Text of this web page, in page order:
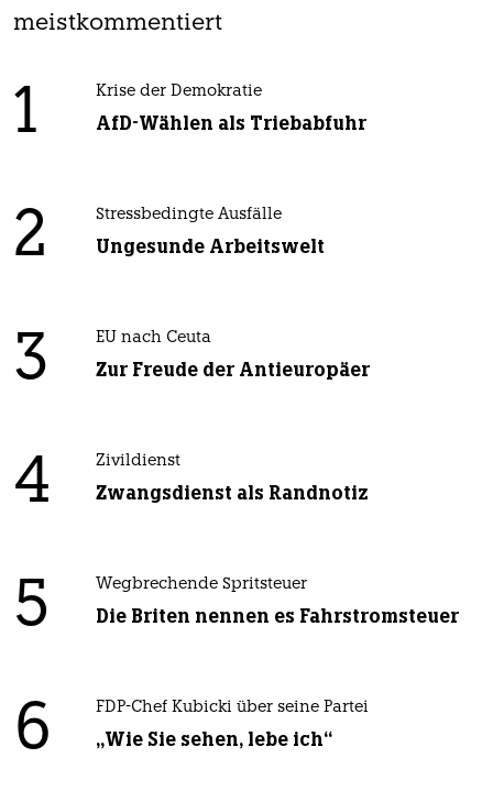
meistkommentiert
1 Krise der Demokratie
AfD-Wählen als Triebabfuhr
2 Stressbedingte Ausfälle
Ungesunde Arbeitswelt
3 EU nach Ceuta
Zur Freude der Antieuropäer
4 Zivildienst
Zwangsdienst als Randnotiz
5 Wegbrechende Spritsteuer
Die Briten nennen es Fahrstromsteuer
6 FDP-Chef Kubicki über seine Partei
„Wie Sie sehen, lebe ich“